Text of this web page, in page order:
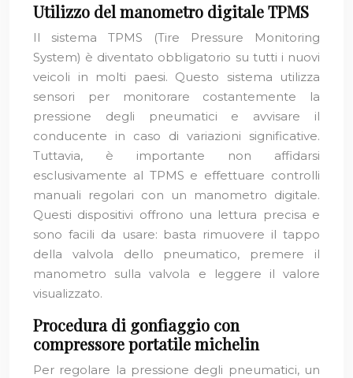
Utilizzo del manometro digitale TPMS
Il sistema TPMS (Tire Pressure Monitoring
System) è diventato obbligatorio su tutti i nuovi
veicoli in molti paesi. Questo sistema utilizza
sensori per monitorare costantemente la
pressione degli pneumatici e avvisare il
conducente in caso di variazioni significative.
Tuttavia, è importante non affidarsi
esclusivamente al TPMS e effettuare controlli
manuali regolari con un manometro digitale.
Questi dispositivi offrono una lettura precisa e
sono facili da usare: basta rimuovere il tappo
della valvola dello pneumatico, premere il
manometro sulla valvola e leggere il valore
visualizzato.
Procedura di gonfiaggio con
compressore portatile michelin
Per regolare la pressione degli pneumatici, un